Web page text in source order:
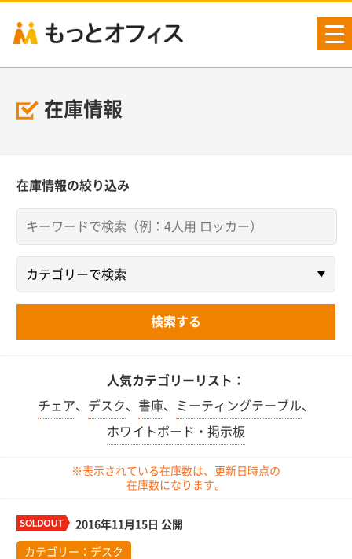
在庫情報
在庫情報の絞り込み
人気カテゴリーリスト：
チェア、 デスク、 書庫、 ミーティングテーブル、
ホワイトボード・掲示板
※表示されている在庫数は、更新日時点の
在庫数になります。
2016年11月15日 公開
カテゴリー： デスク